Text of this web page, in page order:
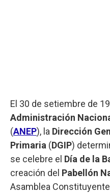
El 30 de setiembre de
Administración
(ANEP), la Dirección
Primaria (DGIP)
se celebre el Día de la
creación del Pabellón
Asamblea